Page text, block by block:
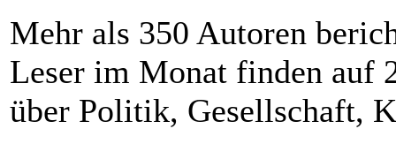
Mehr als 350 Autoren
Leser im Monat finden auf
über Politik, Gesellschaft,